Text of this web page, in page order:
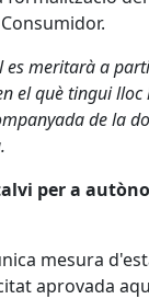
es meritarà a
el què tingui lloc
de la
per a
mesura
aprovada